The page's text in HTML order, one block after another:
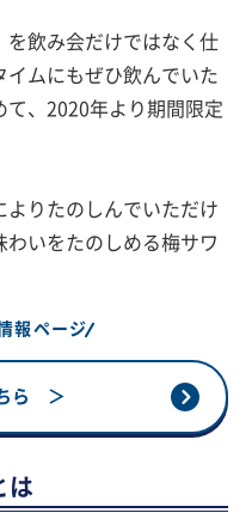
を飲み会だけではなく仕
ムにもぜひ飲んでいた
て、2020年より期間限定
よりたのしんでいただけ
わいをたのしめる梅サワ
報ページ
ら ＞
は